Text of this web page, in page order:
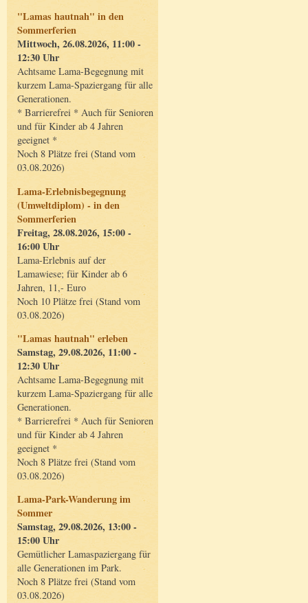
"Lamas hautnah" in den
Sommerferien
Mittwoch, 26.08.2026, 11:00 -
12:30 Uhr
Achtsame Lama-Begegnung mit
kurzem Lama-Spaziergang für alle
Generationen.
* Barrierefrei * Auch für Senioren
und für Kinder ab 4 Jahren
geeignet *
Noch 8 Plätze frei (Stand vom
03.08.2026)
Lama-Erlebnisbegegnung
(Umweltdiplom) - in den
Sommerferien
Freitag, 28.08.2026, 15:00 -
16:00 Uhr
Lama-Erlebnis auf der
Lamawiese; für Kinder ab 6
Jahren, 11,- Euro
Noch 10 Plätze frei (Stand vom
03.08.2026)
"Lamas hautnah" erleben
Samstag, 29.08.2026, 11:00 -
12:30 Uhr
Achtsame Lama-Begegnung mit
kurzem Lama-Spaziergang für alle
Generationen.
* Barrierefrei * Auch für Senioren
und für Kinder ab 4 Jahren
geeignet *
Noch 8 Plätze frei (Stand vom
03.08.2026)
Lama-Park-Wanderung im
Sommer
Samstag, 29.08.2026, 13:00 -
15:00 Uhr
Gemütlicher Lamaspaziergang für
alle Generationen im Park.
Noch 8 Plätze frei (Stand vom
03.08.2026)